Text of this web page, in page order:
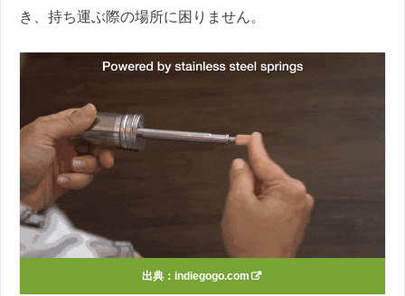
き、持ち運ぶ際の場所に困りません。
出典： indiegogo.com